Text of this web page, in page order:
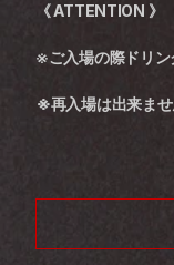
《 ATTENTION 》
※ご入場の際ドリン
※再入場は出来ませ